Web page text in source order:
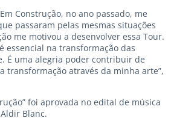
Construção, no ano passado, me
passaram pelas mesmas situações
me motivou a desenvolver essa Tour.
essencial na transformação das
É uma alegria poder contribuir de
transformação através da minha arte”,
foi aprovada no edital de música
Blanc.